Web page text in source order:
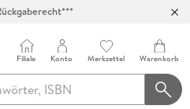
Filiale Konto Merkzettel Warenkorb